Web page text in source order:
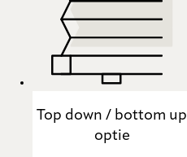
Top down / bottom up
optie